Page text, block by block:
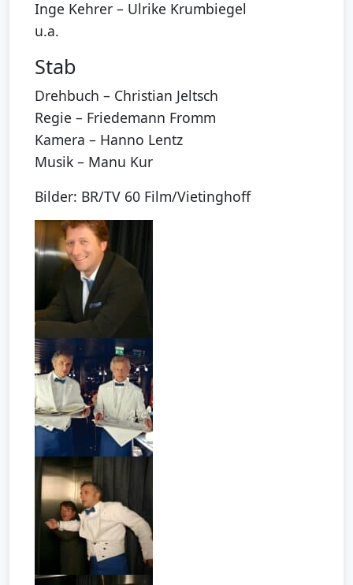
Inge Kehrer – Ulrike Krumbiegel
u.a.
Stab
Drehbuch – Christian Jeltsch
Regie – Friedemann Fromm
Kamera – Hanno Lentz
Musik – Manu Kur
Bilder: BR/TV 60 Film/Vietinghoff